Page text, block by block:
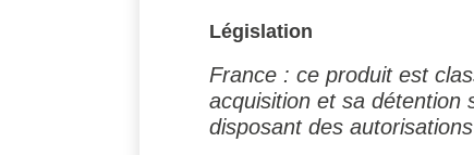
Législation
France : ce produit est
acquisition et sa détention
disposant des